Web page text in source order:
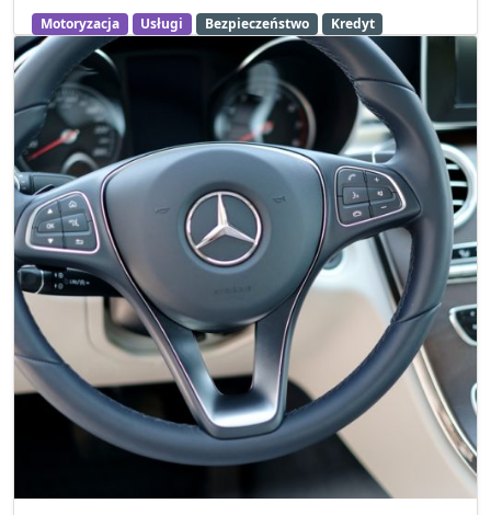
Motoryzacja Usługi Bezpieczeństwo
Kredyt
Samochody